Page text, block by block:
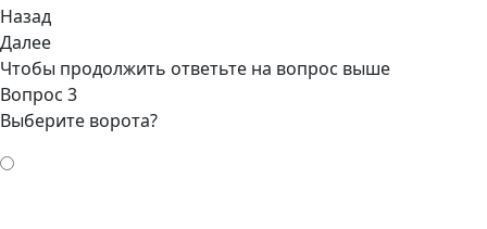
Назад
Далее
Чтобы продолжить ответьте на вопрос выше
Вопрос 3
Выберите ворота?